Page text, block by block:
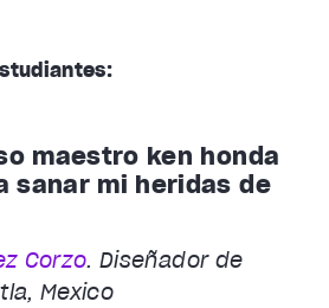
maestro ken honda
sanar mi heridas de
Corzo. Diseñador de
Mexico